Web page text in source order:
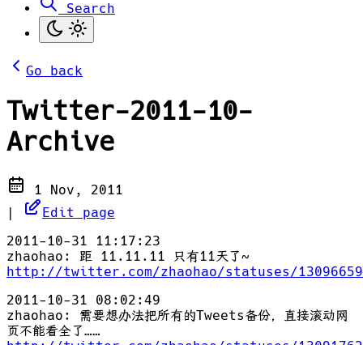
Search
Go back
Twitter-2011-10-
Archive
1 Nov, 2011
|
Edit page
2011-10-31 11:17:23
zhaohao: 距 11.11.11 只有11天了~
http://twitter.com/zhaohao/statuses/
2011-10-31 08:02:49
zhaohao: 需要想办法把所有的Tweets备份，直接滚动网
页不能看全了……